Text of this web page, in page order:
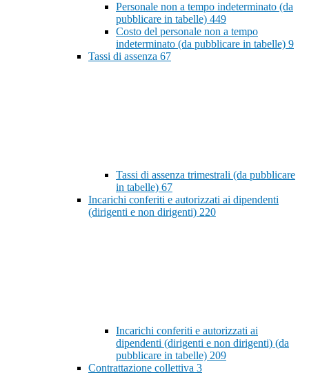
Personale non a tempo indeterminato (da
pubblicare in tabelle) 449
Costo del personale non a tempo
indeterminato (da pubblicare in tabelle) 9
Tassi di assenza 67
Tassi di assenza trimestrali (da pubblicare
in tabelle) 67
Incarichi conferiti e autorizzati ai dipendenti
(dirigenti e non dirigenti) 220
Incarichi conferiti e autorizzati ai
dipendenti (dirigenti e non dirigenti) (da
pubblicare in tabelle) 209
Contrattazione collettiva 3